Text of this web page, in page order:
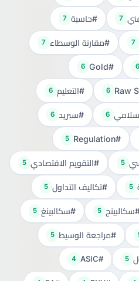
7 #حاسبة 7
7 #مقارنة الوسطاء 7
6
#Gold
6
6 #التعليم 6
6 #سبريد 6
#Regulation
5
5 #التقويم الاقتصادي 5
5 #تكاليف التداول 5
5 #سكالبينغ 5
#مراجعة الوسيط 5
5
#ASIC
4